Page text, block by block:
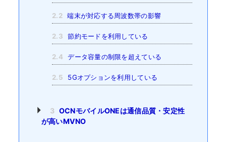
2.2 端末が対応する周波数帯の影響
2.3 節約モードを利用している
2.4 データ容量の制限を超えている
2.5 5Gオプションを利用している
3 OCNモバイルONEは通信品質・安定性
が高いMVNO